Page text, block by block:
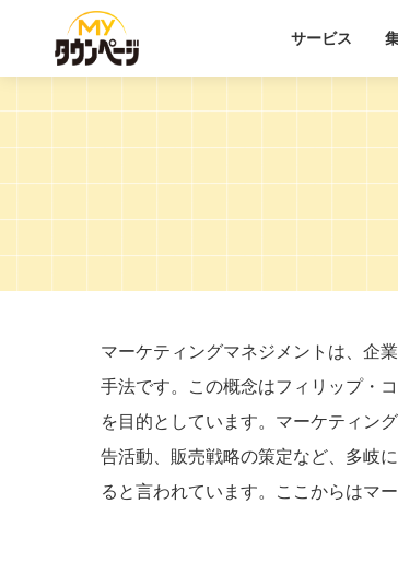
サービス
マーケティングマネジメントは、企
手法です。この概念はフィリップ・
を目的としています。マーケティン
告活動、販売戦略の策定など、多岐
ると言われています。ここからはマ